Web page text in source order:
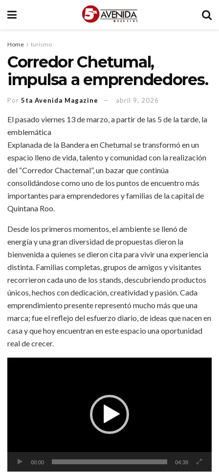
Home turismo
Corredor Chetumal,
impulsa a emprendedores.
Por 5ta Avenida Magazine abril 9, 2026
El pasado viernes 13 de marzo, a partir de las 5 de la tarde, la
emblemática
Explanada de la Bandera en Chetumal se transformó en un
espacio lleno de vida, talento y comunidad con la realización
del “Corredor Chactemal”, un bazar que continúa
consolidándose como uno de los puntos de encuentro más
importantes para emprendedores y familias de la capital de
Quintana Roo.
Desde los primeros momentos, el ambiente se llenó de
energía y una gran diversidad de propuestas dieron la
bienvenida a quienes se dieron cita para vivir una experiencia
distinta. Familias completas, grupos de amigos y visitantes
recorrieron cada uno de los stands, descubriendo productos
únicos, hechos con dedicación, creatividad y pasión. Cada
emprendimiento presente representó mucho más que una
marca; fue el reflejo del esfuerzo diario, de ideas que nacen en
casa y que hoy encuentran en este espacio una oportunidad
real de crecer.
00:00 04:38